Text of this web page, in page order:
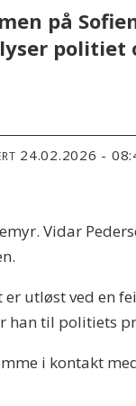
på
politiet
24.02.2026 -
Vidar
utløst ved en
han til politiets
i kontakt